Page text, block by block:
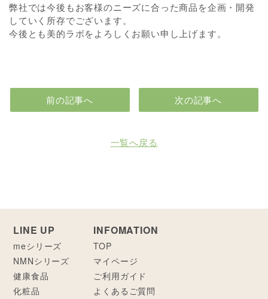
弊社では今後もお客様のニーズに合った商品を企画・開発
していく所存でございます。
今後とも美的ラボをよろしくお願い申し上げます。
前の記事へ
一覧へ戻る
次の記事へ
LINE UP
meシリーズ
NMNシリーズ
健康食品
化粧品
INFOMATION
TOP
マイページ
ご利用ガイド
よくあるご質問